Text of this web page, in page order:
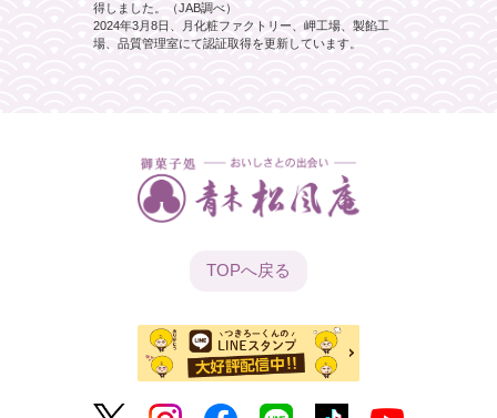
得しました。（JAB調べ）
2024年3月8日、月化粧ファクトリー、岬工場、製餡工
場、品質管理室にて認証取得を更新しています。
TOPへ戻る